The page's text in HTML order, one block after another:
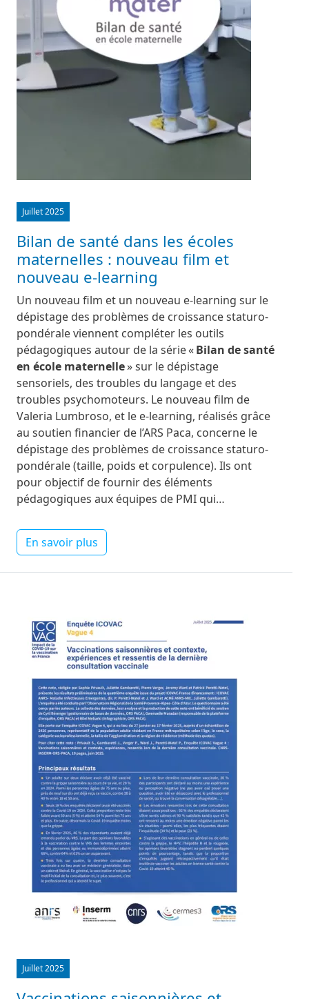
Juillet 2025
Bilan de santé dans les écoles
maternelles : nouveau film et
nouveau e-learning
Un nouveau film et un nouveau e-learning sur le
dépistage des problèmes de croissance staturo-
pondérale viennent compléter les outils
pédagogiques autour de la série «Bilan de santé
en école maternelle» sur le dépistage
sensoriels, des troubles du langage et des
troubles psychomoteurs. Le nouveau film de
Valeria Lumbroso, et le e-learning, réalisés grâce
au soutien financier de l’ARS Paca, concerne le
dépistage des problèmes de croissance staturo-
pondérale (taille, poids et corpulence). Ils ont
pour objectif de fournir des éléments
pédagogiques aux équipes de PMI qui…
En savoir plus
Juillet 2025